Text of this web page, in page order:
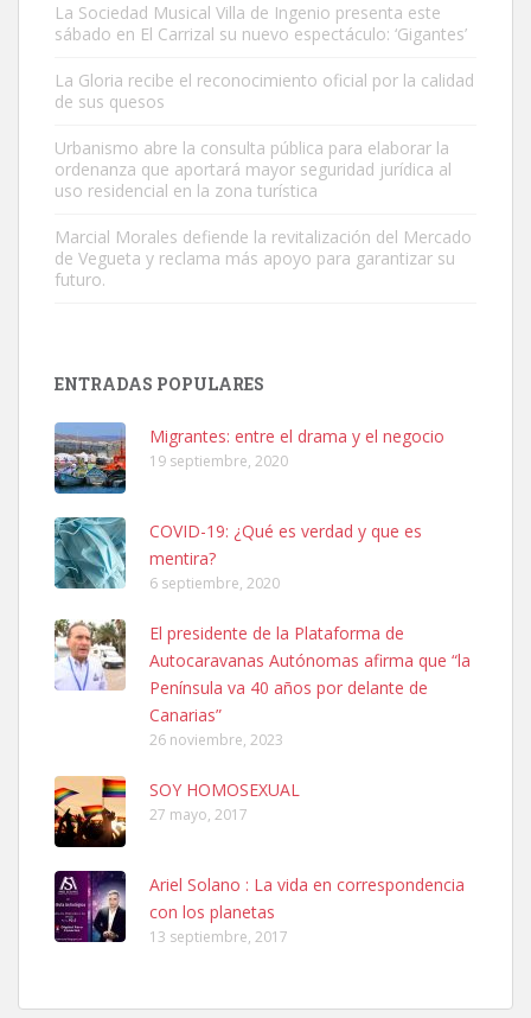
Busco adopción responsable para mi perra. Pastor alemán,
Leales.org » Gran Canaria | 6.7.2025
Leales.org » Gran Canaria
Ninfa perdida
El día 5 se los perdió una ninfa papillera, asustada tiene miedo a la
calle, se perdió por la zon...
Leales.org » Gran Canaria
6.7.2025
Adopcion
Busco casa de acogida para mi perrita ya que por temas de trabajo
no la puedo tener. Solo gente r...
La Sociedad Musical Villa de Ingenio presenta este
sábado en El Carrizal su nuevo espectáculo: ‘Gigantes’
La Gloria recibe el reconocimiento oficial por la calidad
de sus quesos
Urbanismo abre la consulta pública para elaborar la
ordenanza que aportará mayor seguridad jurídica al
uso residencial en la zona turística
Marcial Morales defiende la revitalización del Mercado
de Vegueta y reclama más apoyo para garantizar su
futuro.
ENTRADAS POPULARES
Migrantes: entre el drama y el negocio
19 septiembre, 2020
COVID-19: ¿Qué es verdad y que es
mentira?
6 septiembre, 2020
El presidente de la Plataforma de
Autocaravanas Autónomas afirma que “la
Península va 40 años por delante de
Canarias”
26 noviembre, 2023
SOY HOMOSEXUAL
27 mayo, 2017
Ariel Solano : La vida en correspondencia
con los planetas
13 septiembre, 2017